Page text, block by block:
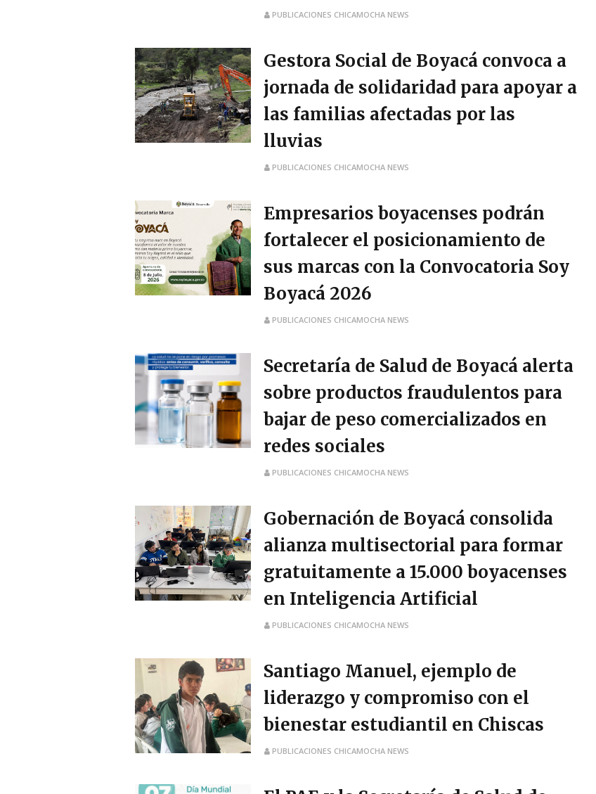
PUBLICACIONES CHICAMOCHA NEWS
Gestora Social de Boyacá convoca a
jornada de solidaridad para apoyar a
las familias afectadas por las
lluvias
PUBLICACIONES CHICAMOCHA NEWS
Empresarios boyacenses podrán
fortalecer el posicionamiento de
sus marcas con la Convocatoria Soy
Boyacá 2026
PUBLICACIONES CHICAMOCHA NEWS
Secretaría de Salud de Boyacá alerta
sobre productos fraudulentos para
bajar de peso comercializados en
redes sociales
PUBLICACIONES CHICAMOCHA NEWS
Gobernación de Boyacá consolida
alianza multisectorial para formar
gratuitamente a 15.000 boyacenses
en Inteligencia Artificial
PUBLICACIONES CHICAMOCHA NEWS
Santiago Manuel, ejemplo de
liderazgo y compromiso con el
bienestar estudiantil en Chiscas
PUBLICACIONES CHICAMOCHA NEWS